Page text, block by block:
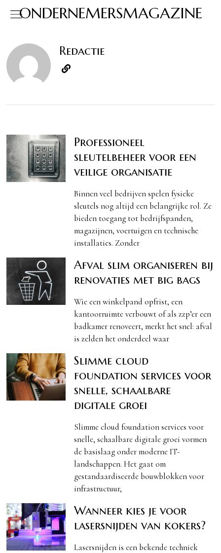
ONDERNEMERSMAGAZINE
Redactie
Professioneel
sleutelbeheer voor een
veilige organisatie
Binnen veel bedrijven spelen fysieke
sleutels nog altijd een belangrijke rol. Ze
bieden toegang tot bedrijfspanden,
magazijnen, voertuigen en technische
installaties. Zonder
Afval slim organiseren bij
renovaties met big bags
Wie een winkelpand opfrist, een
kantoorruimte verbouwt of als zzp’er een
badkamer renoveert, merkt het snel: afval
is zelden het onderdeel waar
Slimme cloud
foundation services voor
snelle, schaalbare
digitale groei
Slimme cloud foundation services voor
snelle, schaalbare digitale groei vormen
de basislaag onder moderne IT-
landschappen. Het gaat om
gestandaardiseerde bouwblokken voor
infrastructuur,
Wanneer kies je voor
lasersnijden van kokers?
Lasersnijden is een bekende techniek